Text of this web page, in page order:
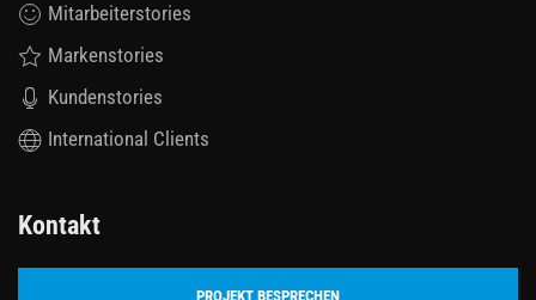
Mitarbeiterstories
Markenstories
Kundenstories
International Clients
Kontakt
PROJEKT BESPRECHEN